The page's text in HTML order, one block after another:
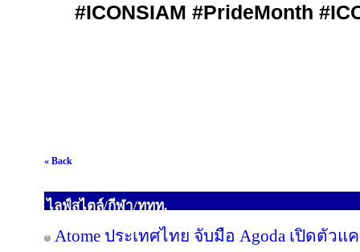
#ICONSIAM #PrideMonth
« Back
ไลฟ์สไตล์/กีฬา/ททท.
Atome ประเทศไทย จับมือ Agoda เปิดตั